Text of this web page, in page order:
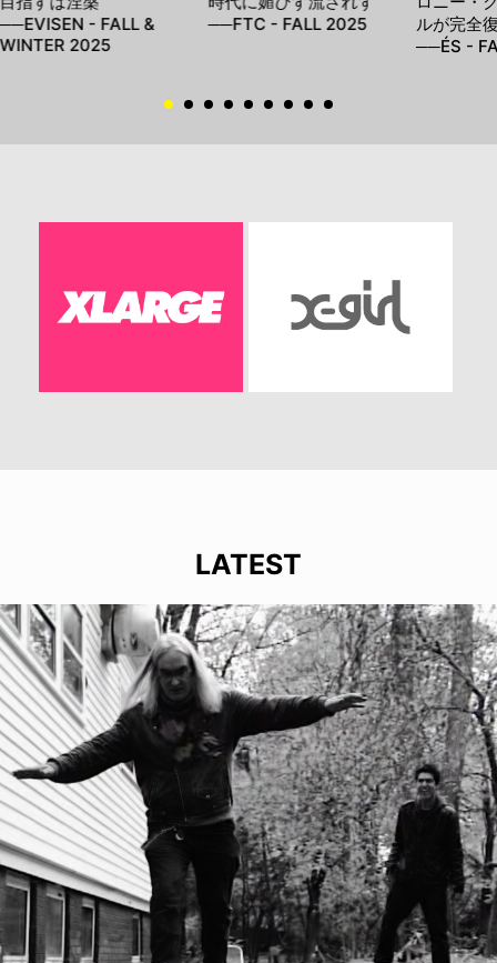
──EVISEN - FALL &
WINTER 2025
──FTC - FALL 2025
ルが完全
──ÉS -
LATEST